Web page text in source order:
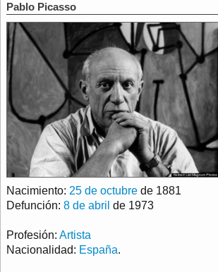
Pablo Picasso
Nacimiento: 25 de octubre de 1881
Defunción: 8 de abril de 1973
Profesión: Artista
Nacionalidad: España.